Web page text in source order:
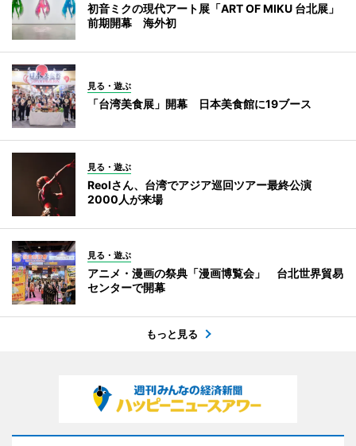
初音ミクの現代アート展「ART OF MIKU 台北展」
前期開幕 海外初
見る・遊ぶ
「台湾美食展」開幕 日本美食館に19ブース
見る・遊ぶ
Reolさん、台湾でアジア巡回ツアー最終公演
2000人が来場
見る・遊ぶ
アニメ・漫画の祭典「漫画博覧会」 台北世界貿易
センターで開幕
もっと見る